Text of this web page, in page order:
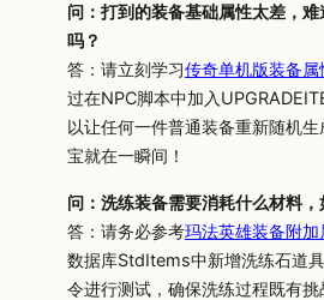
问：打到的装备基础属性太差，
吗？
答：请立刻学习传奇单机版装备
过在NPC脚本中加入
以让任何一件普通装备重新随机
宝就在一瞬间！
问：洗练装备需要消耗什么材料
答：请务必参考玛法英雄装备附
数据库StdItems中新增洗练石道
令进行测试，确保洗练过程既有挑